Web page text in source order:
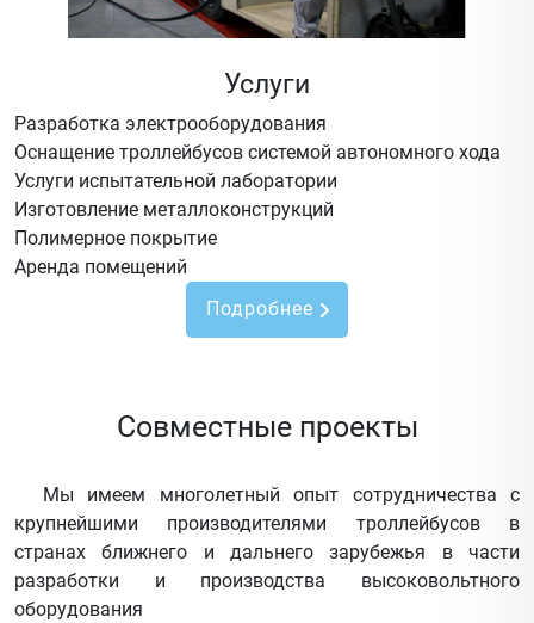
Услуги
Разработка электрооборудования
Оснащение троллейбусов системой автономного хода
Услуги испытательной лаборатории
Изготовление металлоконструкций
Полимерное покрытие
Аренда помещений
Подробнее
Совместные проекты
Мы имеем многолетный опыт сотрудничества с
крупнейшими производителями троллейбусов в
странах ближнего и дальнего зарубежья в части
разработки и производства высоковольтного
оборудования